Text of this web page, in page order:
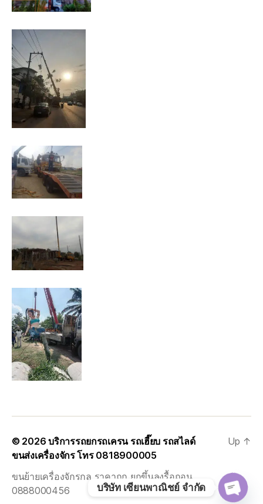
© 2026บริการรถยกรถเครน รถเฮี๊ยบ รถสไลด์
ขนส่งเครื่องจักร โทร 0818900005
ขนย้ายเครื่องจักรกล ราคาถูก ยกขึ้นลงรื้อถอน
0888000456
Up ↑
บริษัท เซียนพาณิชย์ จำกัด